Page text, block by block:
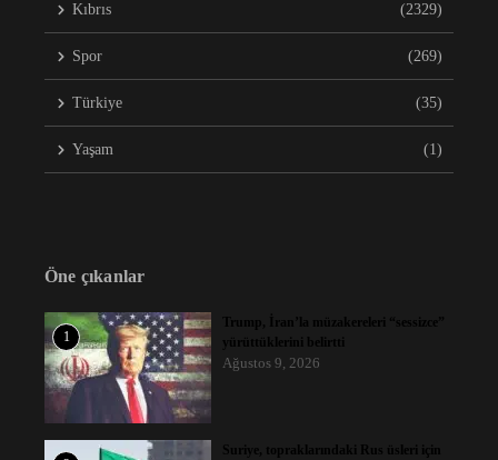
Kıbrıs (2329)
Spor (269)
Türkiye (35)
Yaşam (1)
Öne çıkanlar
1
Trump, İran’la müzakereleri “sessizce”
yürüttüklerini belirtti
Ağustos 9, 2026
Suriye, topraklarındaki Rus üsleri için